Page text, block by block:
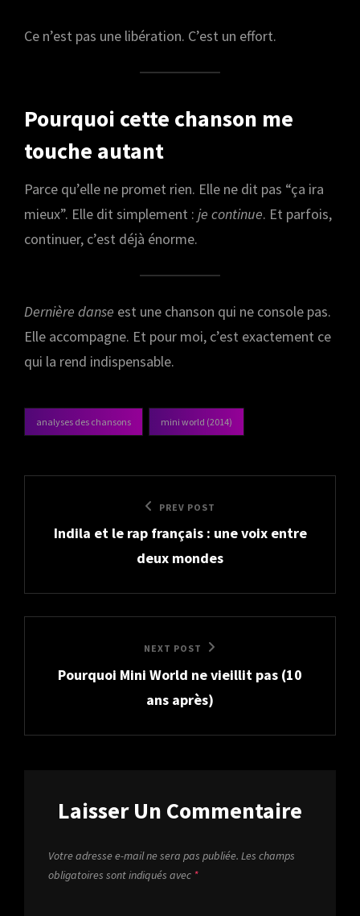
Ce n’est pas une libération. C’est un effort.
Pourquoi cette chanson me
touche autant
Parce qu’elle ne promet rien. Elle ne dit pas “ça ira
mieux”. Elle dit simplement : je continue. Et parfois,
continuer, c’est déjà énorme.
Dernière danse est une chanson qui ne console pas.
Elle accompagne. Et pour moi, c’est exactement ce
qui la rend indispensable.
categories
analyses des chansons mini world (2014)
Post
PREV POST
Indila et le rap français : une voix entre
deux mondes
Post
NEXT POST
Pourquoi Mini World ne vieillit pas (10
ans après)
Laisser Un Commentaire
Votre adresse e-mail ne sera pas publiée. Les champs
obligatoires sont indiqués avec *